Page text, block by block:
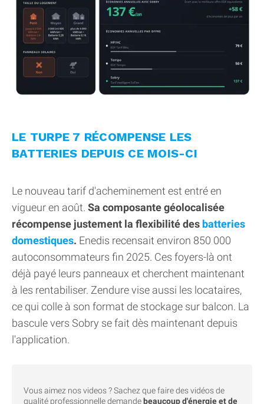
LE TURPE 7 RÉCOMPENSE LES
BATTERIES DEPUIS CE MOIS-CI
Le nouveau tarif d'acheminement est entré en
vigueur en août. Sa composante géolocalisée
récompense justement la flexibilité des batteries
domestiques. Enedis recensait environ 850 000
autoconsommateurs fin 2025. Ces foyers-là ont
déjà payé leurs panneaux et cherchent maintenant
à les rentabiliser. Zendure vise aussi les locataires,
ce qui colle à son format de stockage sur balcon. La
bascule vers Sobry se fait dès maintenant depuis
l'application.
Vous aimez nos videos ? Sachez que faire des vidéos de
qualité professionnelle demande beaucoup d'énergie et de